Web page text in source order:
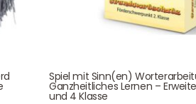
Spiel mit Sinn(en)
Ganzheitliches Lernen –
und 4 Klasse
Kontakt